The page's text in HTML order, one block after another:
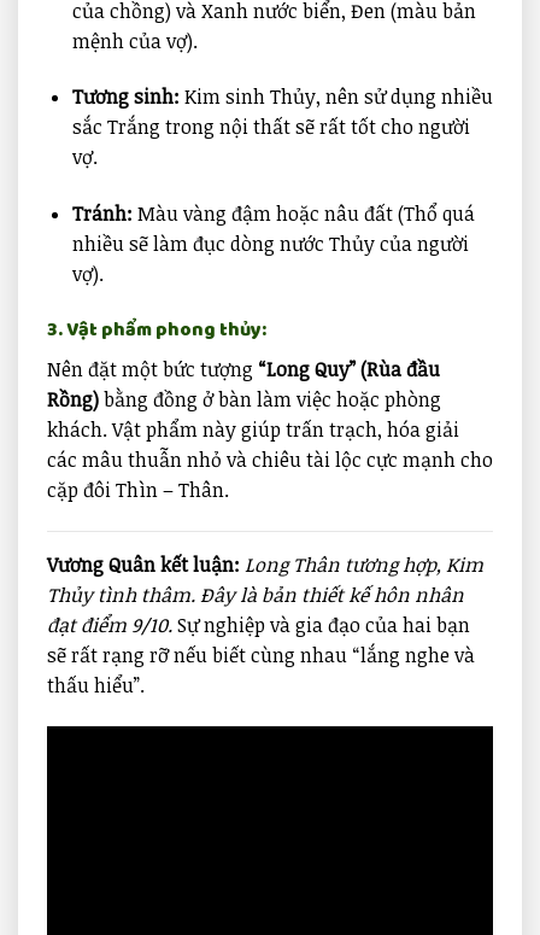
của chồng) và Xanh nước biển, Đen (màu bản
mệnh của vợ).
Tương sinh: Kim sinh Thủy, nên sử dụng nhiều
sắc Trắng trong nội thất sẽ rất tốt cho người
vợ.
Tránh: Màu vàng đậm hoặc nâu đất (Thổ quá
nhiều sẽ làm đục dòng nước Thủy của người
vợ).
3. Vật phẩm phong thủy:
Nên đặt một bức tượng “Long Quy” (Rùa đầu
Rồng)bằng đồng ở bàn làm việc hoặc phòng
khách. Vật phẩm này giúp trấn trạch, hóa giải
các mâu thuẫn nhỏ và chiêu tài lộc cực mạnh cho
cặp đôi Thìn – Thân.
Vương Quân kết luận: Long Thân tương hợp, Kim
Thủy tình thâm. Đây là bản thiết kế hôn nhân
đạt điểm 9/10.Sự nghiệp và gia đạo của hai bạn
sẽ rất rạng rỡ nếu biết cùng nhau “lắng nghe và
thấu hiểu”.